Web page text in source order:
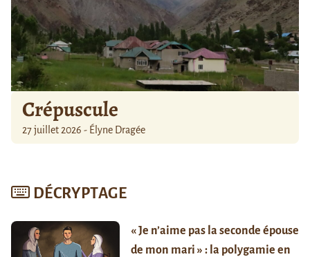
Crépuscule
27 juillet 2026 - Élyne Dragée
DÉCRYPTAGE
« Je n’aime pas la seconde épouse
de mon mari » : la polygamie en